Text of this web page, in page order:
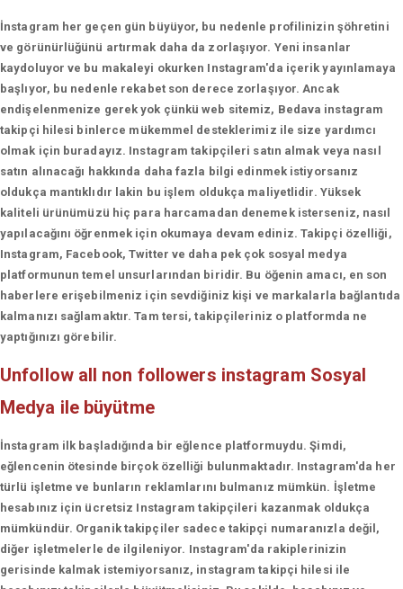
İnstagram her geçen gün büyüyor, bu nedenle profilinizin şöhretini
ve görünürlüğünü artırmak daha da zorlaşıyor. Yeni insanlar
kaydoluyor ve bu makaleyi okurken Instagram'da içerik yayınlamaya
başlıyor, bu nedenle rekabet son derece zorlaşıyor. Ancak
endişelenmenize gerek yok çünkü web sitemiz, Bedava instagram
takipçi hilesi binlerce mükemmel desteklerimiz ile size yardımcı
olmak için buradayız. Instagram takipçileri satın almak veya nasıl
satın alınacağı hakkında daha fazla bilgi edinmek istiyorsanız
oldukça mantıklıdır lakin bu işlem oldukça maliyetlidir. Yüksek
kaliteli ürünümüzü hiç para harcamadan denemek isterseniz, nasıl
yapılacağını öğrenmek için okumaya devam ediniz. Takipçi özelliği,
Instagram, Facebook, Twitter ve daha pek çok sosyal medya
platformunun temel unsurlarından biridir. Bu öğenin amacı, en son
haberlere erişebilmeniz için sevdiğiniz kişi ve markalarla bağlantıda
kalmanızı sağlamaktır. Tam tersi, takipçileriniz o platformda ne
yaptığınızı görebilir.
Unfollow all non followers instagram Sosyal
Medya ile büyütme
İnstagram ilk başladığında bir eğlence platformuydu. Şimdi,
eğlencenin ötesinde birçok özelliği bulunmaktadır. Instagram'da her
türlü işletme ve bunların reklamlarını bulmanız mümkün. İşletme
hesabınız için ücretsiz Instagram takipçileri kazanmak oldukça
mümkündür. Organik takipçiler sadece takipçi numaranızla değil,
diğer işletmelerle de ilgileniyor. Instagram'da rakiplerinizin
gerisinde kalmak istemiyorsanız, instagram takipçi hilesi ile